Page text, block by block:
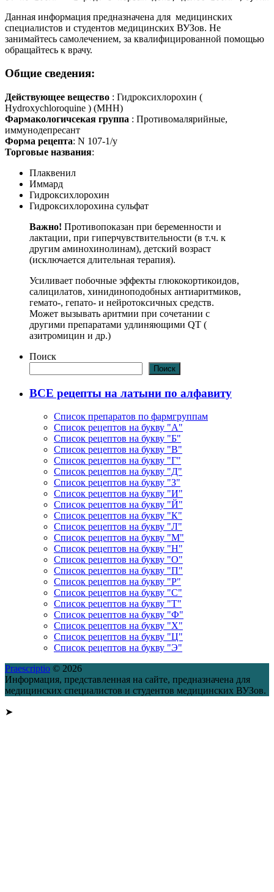
Данная информация предназначена для медицинских
специалистов и студентов медицинских ВУЗов. Не
занимайтесь самолечением, за квалифицированной помощью
обращайтесь к врачу.
Общие сведения:
Действующее вещество : Гидроксихлорохин (
Hydroxychloroquine ) (МНН)
Фармакологичсекая группа : Противомалярийные,
иммунодепресант
Форма рецепта: N 107-1/у
Торговые названия:
Плаквенил
Иммард
Гидроксихлорохин
Гидроксихлорохина сульфат
Важно! Противопоказан при беременности и
лактации, при гиперчувствительности (в т.ч. к
другим аминохинолинам), детский возраст
(исключается длительная терапия).
Усиливает побочные эффекты глюкокортикоидов,
салицилатов, хинидиноподобных антиаритмиков,
гемато-, гепато- и нейротоксичных средств.
Может вызывать аритмии при сочетании с
другими препаратами удлиняющими QT (
азитромицин и др.)
Поиск
Поиск
ВСЕ рецепты на латыни по алфавиту
Список препаратов по фармгруппам
Список рецептов на букву "А"
Список рецептов на букву "Б"
Список рецептов на букву "В"
Список рецептов на букву "Г"
Список рецептов на букву "Д"
Список рецептов на букву "З"
Список рецептов на букву "И"
Список рецептов на букву "Й"
Список рецептов на букву "К"
Список рецептов на букву "Л"
Список рецептов на букву "М"
Список рецептов на букву "Н"
Список рецептов на букву "О"
Список рецептов на букву "П"
Список рецептов на букву "Р"
Список рецептов на букву "С"
Список рецептов на букву "Т"
Список рецептов на букву "Ф"
Список рецептов на букву "Х"
Список рецептов на букву "Ц"
Список рецептов на букву "Э"
Praescriptio © 2026
Информация, представленная на сайте, предназначена для
медицинских специалистов и студентов медицинских ВУЗов.
➤